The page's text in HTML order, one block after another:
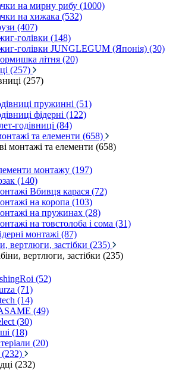
на мирну рибу (1000)
на хижака (532)
(407)
голівки (148)
голівки JUNGLEGUM (Японія) (30)
літня (20)
(257)
(257)
пружинні (51)
фідерні (122)
годівниці (84)
та елементи (658)
монтажі та елементи (658)
монтажу (197)
(140)
Вбивця карася (72)
на коропа (103)
на пружинах (28)
на товстолоба і сома (31)
монтажі (87)
вертлюги, застібки (235)
вертлюги, застібки (235)
(52)
(71)
(14)
(49)
(30)
(18)
(20)
(232)
(232)